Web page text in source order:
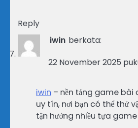
Reply
iwin berkata:
22 November 2025
iwin – nền tảng game bài
uy tín, nơi bạn có thể thử
tận hưởng nhiều tựa game